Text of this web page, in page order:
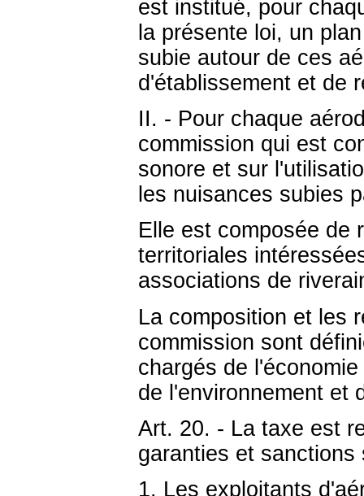
est institué, pour
la présente loi, un
subie autour de ces
d'établissement et de
II. - Pour chaque
commission qui est
sonore et sur
les nuisances subies
Elle est composée de
territoriales
associations de
La composition et les
commission sont
chargés de
de l'environnement et
Art. 20. - La taxe est
garanties et sanctions
1. Les exploitants